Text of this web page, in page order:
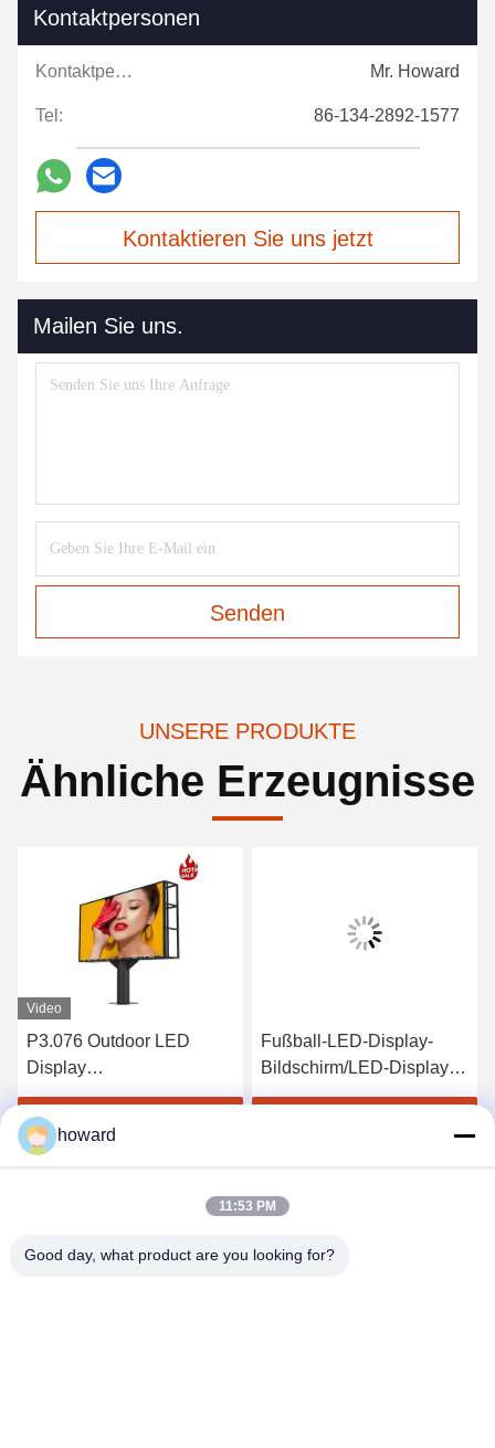
Kontaktpersonen
Kontaktpersonen: Mr. Howard
Tel: 86-134-2892-1577
Kontaktieren Sie uns jetzt
Mailen Sie uns.
Senden
UNSERE PRODUKTE
Ähnliche Erzeugnisse
Video
P3.076 Outdoor LED
Display
Bildschirm/Outdoor
Werbe-LED-Anzeige
Erhalten Sie besten Preis
Fußball-LED-Display-
Bildschirm/LED-Display
für ein Fußballstadion
howard
11:53 PM
Good day, what product are you looking for?